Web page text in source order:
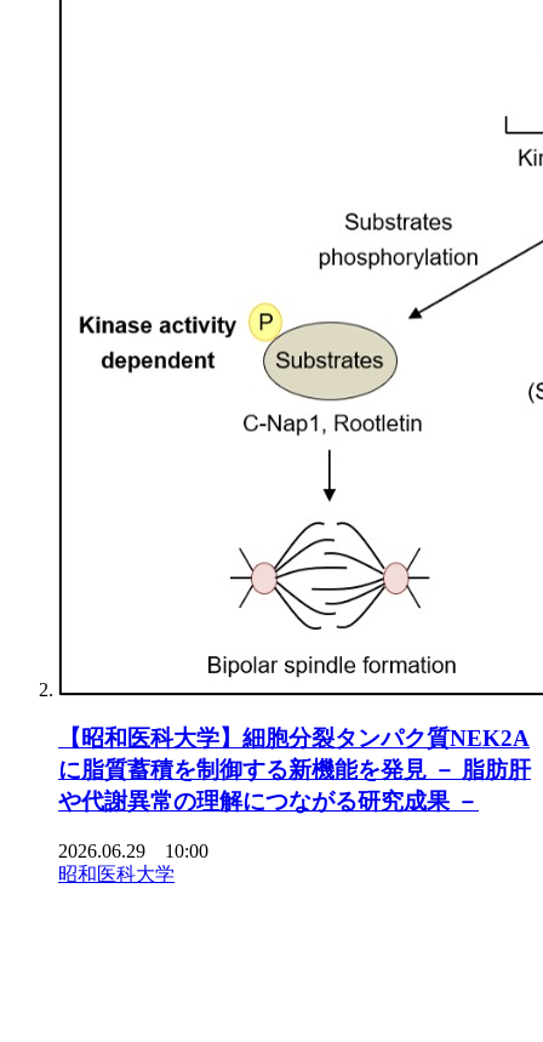
【昭和医科大学】細胞分裂タンパク質NEK2A
に脂質蓄積を制御する新機能を発見 － 脂肪肝
や代謝異常の理解につながる研究成果 －
2026.06.29 10:00
昭和医科大学